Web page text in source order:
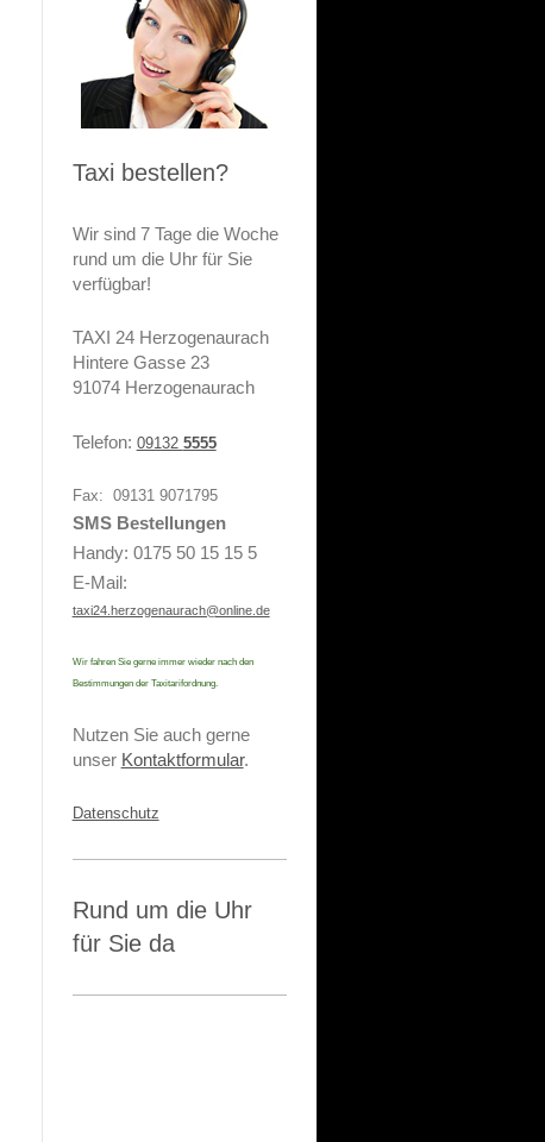
Taxi bestellen?
Wir sind 7 Tage die Woche
rund um die Uhr für Sie
verfügbar!
TAXI 24 Herzogenaurach
Hintere Gasse 23
91074 Herzogenaurach
Telefon: 09132 5555
Fax: 09131 9071795
SMS Bestellungen
Handy: 0175 50 15 15 5
E-Mail:
taxi24.herzogenaurach@online.de
Wir fahren Sie gerne immer wieder nach den
Bestimmungen der Taxitarifordnung.
Nutzen Sie auch gerne
unser Kontaktformular.
Datenschutz
Rund um die Uhr
für Sie da